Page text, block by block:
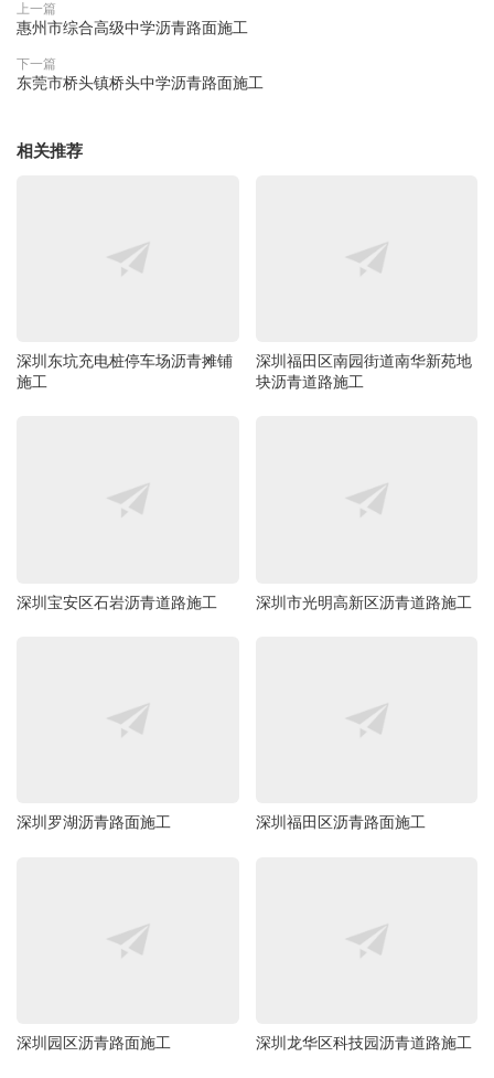
上一篇
惠州市综合高级中学沥青路面施工
下一篇
东莞市桥头镇桥头中学沥青路面施工
相关推荐
深圳东坑充电桩停车场沥青摊铺
施工
深圳福田区南园街道南华新苑地
块沥青道路施工
深圳宝安区石岩沥青道路施工 深圳市光明高新区沥青道路施工
深圳罗湖沥青路面施工 深圳福田区沥青路面施工
深圳园区沥青路面施工 深圳龙华区科技园沥青道路施工